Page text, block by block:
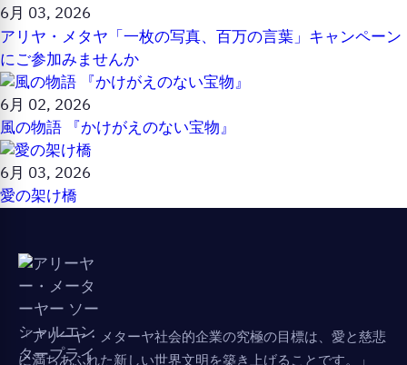
6月 03, 2026
アリヤ・メタヤ「一枚の写真、百万の言葉」キャンペーン
にご参加みませんか
6月 02, 2026
風の物語 『かけがえのない宝物』
6月 03, 2026
愛の架け橋
「アリーヤ・メターヤ社会的企業の究極の目標は、愛と慈悲